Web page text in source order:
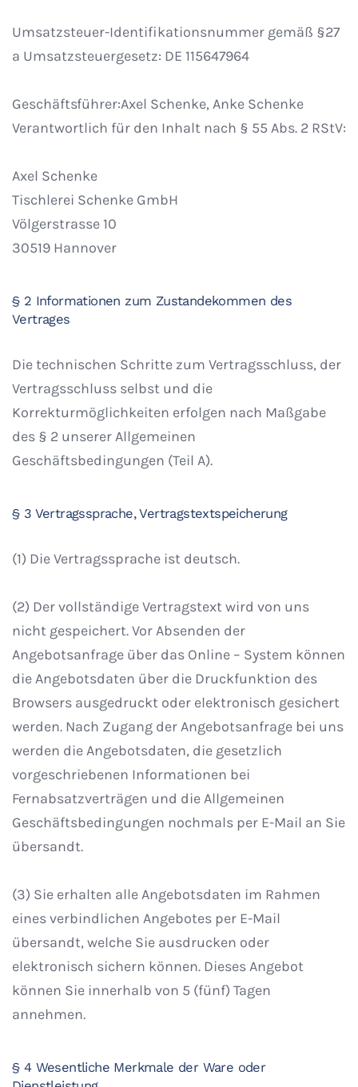
Umsatzsteuer-Identifikationsnummer gemäß §27
a Umsatzsteuergesetz: DE 115647964
Geschäftsführer:Axel Schenke, Anke Schenke
Verantwortlich für den Inhalt nach § 55 Abs. 2 RStV:
Axel Schenke
Tischlerei Schenke GmbH
Völgerstrasse 10
30519 Hannover
§ 2 Informationen zum Zustandekommen des
Vertrages
Die technischen Schritte zum Vertragsschluss, der
Vertragsschluss selbst und die
Korrekturmöglichkeiten erfolgen nach Maßgabe
des § 2 unserer Allgemeinen
Geschäftsbedingungen (Teil A).
§ 3 Vertragssprache, Vertragstextspeicherung
(1) Die Vertragssprache ist deutsch.
(2) Der vollständige Vertragstext wird von uns
nicht gespeichert. Vor Absenden der
Angebotsanfrage über das Online – System können
die Angebotsdaten über die Druckfunktion des
Browsers ausgedruckt oder elektronisch gesichert
werden. Nach Zugang der Angebotsanfrage bei uns
werden die Angebotsdaten, die gesetzlich
vorgeschriebenen Informationen bei
Fernabsatzverträgen und die Allgemeinen
Geschäftsbedingungen nochmals per E-Mail an Sie
übersandt.
(3) Sie erhalten alle Angebotsdaten im Rahmen
eines verbindlichen Angebotes per E-Mail
übersandt, welche Sie ausdrucken oder
elektronisch sichern können. Dieses Angebot
können Sie innerhalb von 5 (fünf) Tagen
annehmen.
§ 4 Wesentliche Merkmale der Ware oder